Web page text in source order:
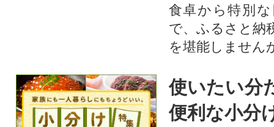
食卓から特別
で、ふるさと納
を堪能しません
使いたい分
便利な小分